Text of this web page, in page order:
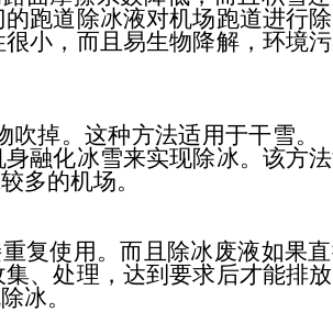
跑道除冰液对机场跑道进行
小，而且易生物降解，环境
掉。这种方法适用于干雪。
融化冰雪来实现除冰。该方
多的机场。
使用。而且除冰废液如果
、处理，达到要求后才能排
冰。